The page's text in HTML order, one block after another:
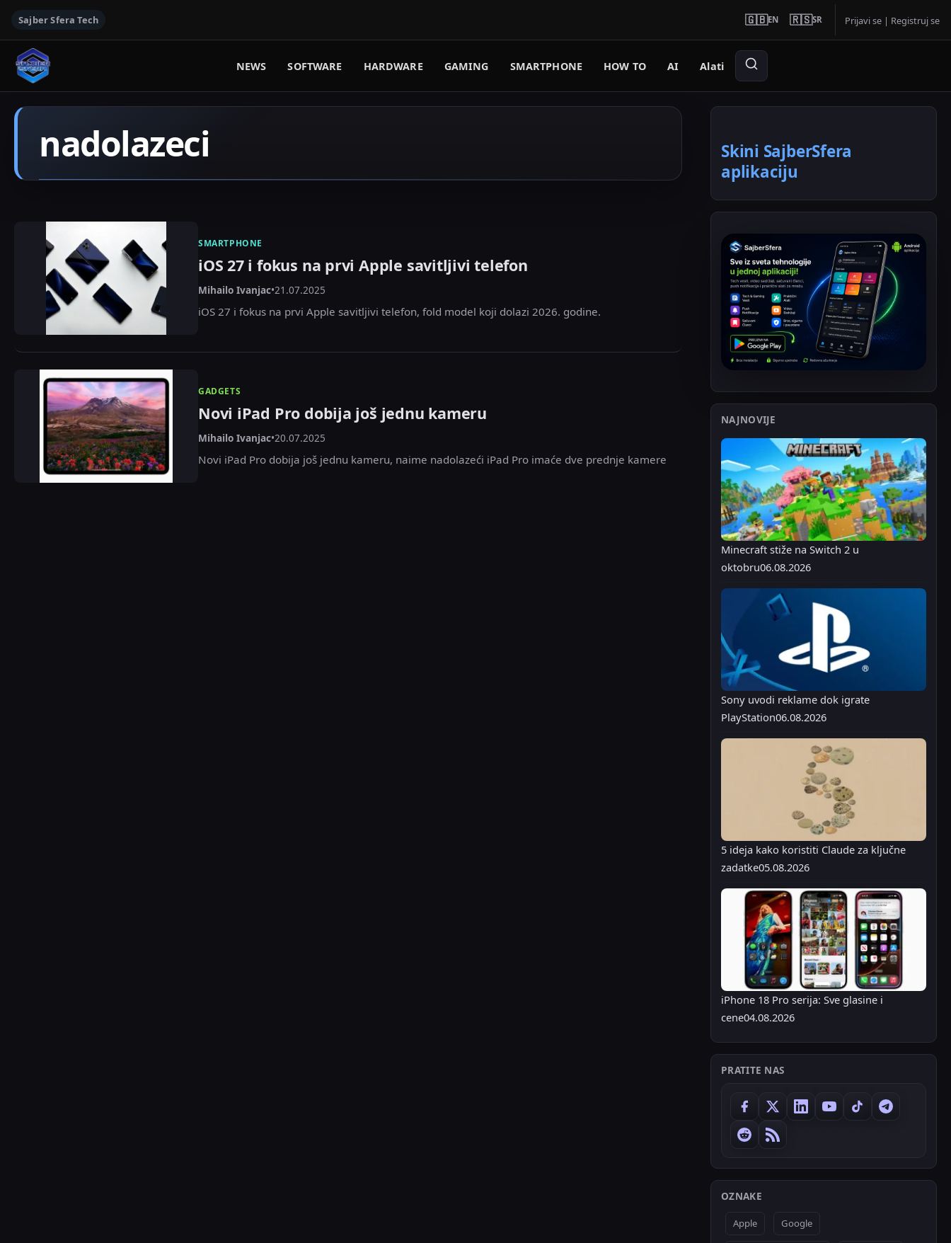
Sajber Sfera Tech 🇬🇧EN 🇷🇸SR Prijavi se | Registruj se
NEWS SOFTWARE HARDWARE GAMING SMARTPHONE HOW TO AI Alati
nadolazeci
SMARTPHONE
iOS 27 i fokus na prvi Apple savitljivi telefon
Mihailo Ivanjac•21.07.2025
iOS 27 i fokus na prvi Apple savitljivi telefon, fold model koji dolazi 2026. godine.
GADGETS
Novi iPad Pro dobija još jednu kameru
Mihailo Ivanjac•20.07.2025
Novi iPad Pro dobija još jednu kameru, naime nadolazeći iPad Pro imaće dve prednje kamere
Skini SajberSfera
aplikaciju
NAJNOVIJE
Minecraft stiže na Switch 2 u
oktobru06.08.2026
Sony uvodi reklame dok igrate
PlayStation06.08.2026
5 ideja kako koristiti Claude za ključne
zadatke05.08.2026
iPhone 18 Pro serija: Sve glasine i
cene04.08.2026
PRATITE NAS
OZNAKE
Apple Google